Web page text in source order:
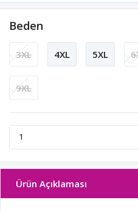
Beden
3XL 4XL 5XL
9XL
Ürün Açıklaması